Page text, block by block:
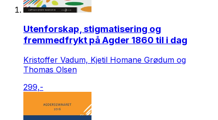
Utenforskap, stigmatisering og
fremmedfrykt på Agder 1860 til i dag
Kristoffer Vadum, Kjetil Homane Grødum og
Thomas Olsen
299,-